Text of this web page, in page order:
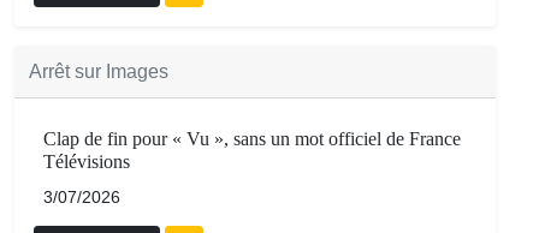
Arrêt sur Images
Clap de fin pour « Vu », sans un mot officiel de France
Télévisions
3/07/2026